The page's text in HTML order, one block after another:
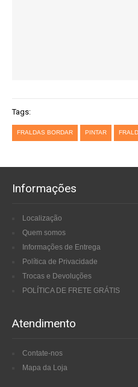
Tags:
FRALDAS BORDAR PINTAR
Informações
Localização
Quem somos
Informações de Entrega
Política de Privacidade
Trocas e Devoluções
POLÍTICA DE FRETE GRÁTIS
Atendimento
Contate-nos
Mapa da Loja